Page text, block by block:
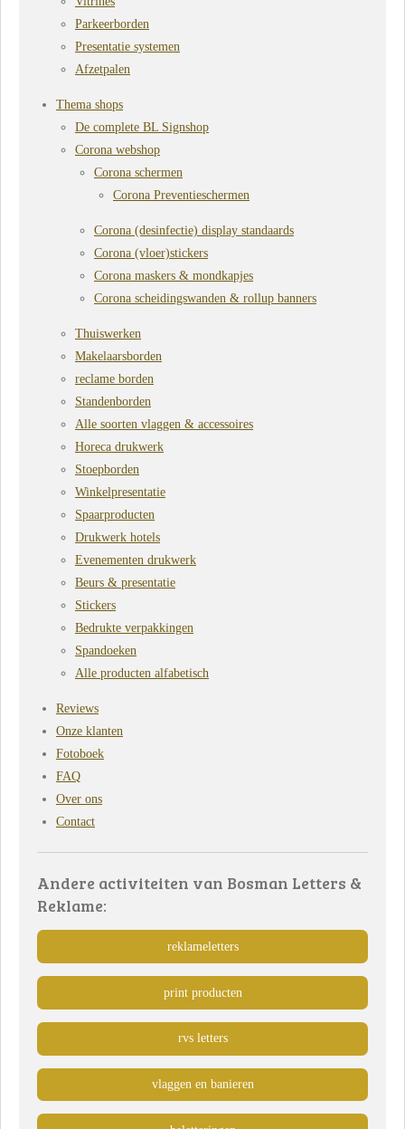
Parkeerborden
Presentatie systemen
Afzetpalen
Thema shops
De complete BL Signshop
Corona webshop
Corona schermen
Corona Preventieschermen
Corona (desinfectie) display standaards
Corona (vloer)stickers
Corona maskers & mondkapjes
Corona scheidingswanden & rollup banners
Thuiswerken
Makelaarsborden
reclame borden
Standenborden
Alle soorten vlaggen & accessoires
Horeca drukwerk
Stoepborden
Winkelpresentatie
Spaarproducten
Drukwerk hotels
Evenementen drukwerk
Beurs & presentatie
Stickers
Bedrukte verpakkingen
Spandoeken
Alle producten alfabetisch
Reviews
Onze klanten
Fotoboek
FAQ
Over ons
Contact
Andere activiteiten van Bosman Letters &
Reklame:
reklameletters
print producten
rvs letters
vlaggen en banieren